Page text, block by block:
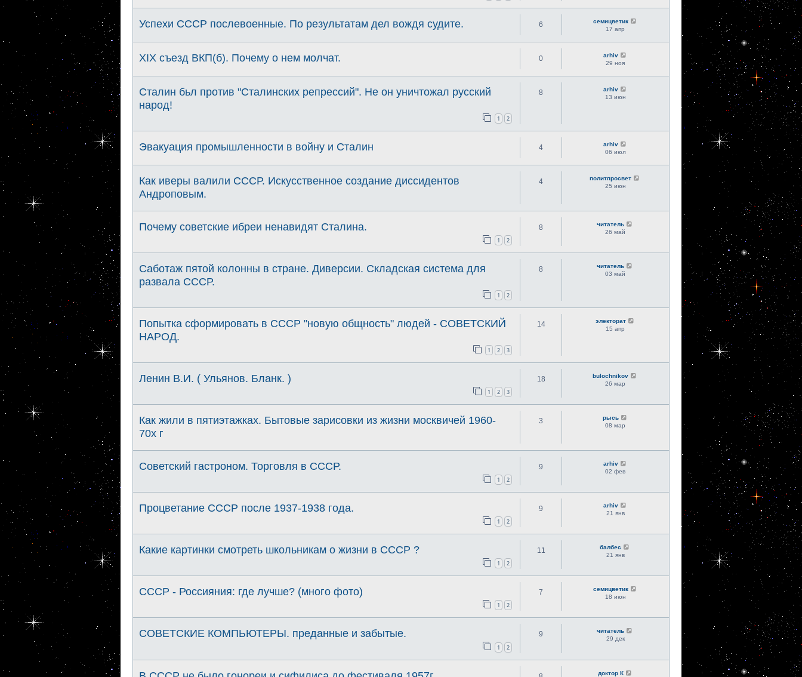
Успехи СССР послевоенные. По результатам дел вождя судите. 6
семицветик
17 апр
XIX съезд ВКП(б). Почему о нем молчат. 0
arhiv
29 ноя
Сталин бьл против "Сталинских репрессий". Не он уничтожал русский
народ!
1 2
8
arhiv
13 июн
Эвакуация промышленности в войну и Сталин 4
arhiv
06 июл
Как иверы валили СССР. Искусственное создание диссидентов
Андроповым.
4
политпросвет
25 июн
Почему советские ибреи ненавидят Сталина.
1 2
8
читатель
26 май
Саботаж пятой колонны в стране. Диверсии. Складская система для
развала СССР.
1 2
8
читатель
03 май
Попытка сформировать в СССР "новую общность" людей - СОВЕТСКИЙ
НАРОД.
1 2 3
14
электорат
15 апр
Ленин В.И. ( Ульянов. Бланк. )
1 2 3
18
bulochnikov
26 мар
Как жили в пятиэтажках. Бытовые зарисовки из жизни москвичей 1960-
70х г
3
рысь
08 мар
Советский гастроном. Торговля в СССР.
1 2
9
arhiv
02 фев
Процветание СССР после 1937-1938 года.
1 2
9
arhiv
21 янв
Какие картинки смотреть школьникам о жизни в СССР ?
1 2
11
балбес
21 янв
СССР - Россияния: где лучше? (много фото)
1 2
7
семицветик
18 июн
СОВЕТСКИЕ КОМПЬЮТЕРЫ. преданные и забытые.
1 2
9
читатель
29 дек
доктор К